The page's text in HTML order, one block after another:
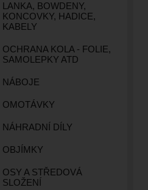
LANKA, BOWDENY,
KONCOVKY, HADICE,
KABELY
OCHRANA KOLA - FOLIE,
SAMOLEPKY ATD
NÁBOJE
OMOTÁVKY
NÁHRADNÍ DÍLY
OBJÍMKY
OSY A STŘEDOVÁ
SLOŽENÍ